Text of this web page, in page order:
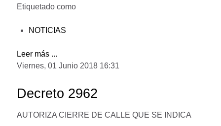
Etiquetado como
NOTICIAS
Leer más ...
Viernes, 01 Junio 2018 16:31
Decreto 2962
AUTORIZA CIERRE DE CALLE QUE SE INDICA